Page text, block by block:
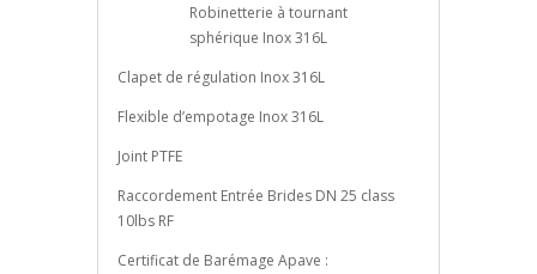
Robinetterie à tournant
sphérique Inox 316L
Clapet de régulation Inox 316L
Flexible d’empotage Inox 316L
Joint PTFE
Raccordement Entrée Brides DN 25 class
10lbs RF
Certificat de Barémage Apave :